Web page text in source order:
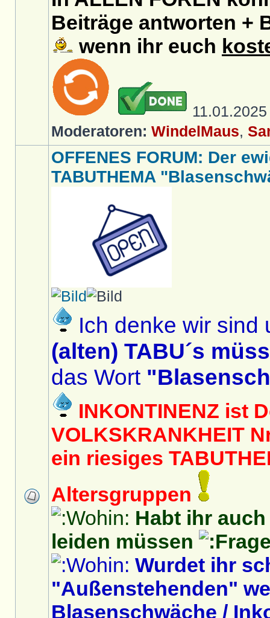
Beiträge antworten +
wenn ihr euch
Moderatoren: WindelMaus,
OFFENES FORUM: Der
TABUTHEMA
Ich denke wir
(alten) TABU´s
das Wort
INKONTINENZ ist
VOLKSKRANKHEIT
ein riesiges
Altersgruppen
Habt ihr
leiden müssen
Wurdet ihr
"Außenstehenden"
Blasenschwäche /